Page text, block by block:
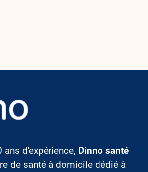
ans d'expérience, Dinno santé
de santé à domicile dédié à